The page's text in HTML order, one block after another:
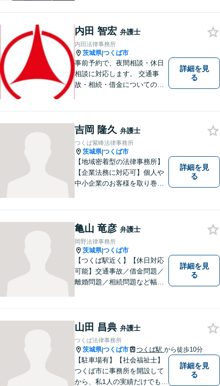
ニケーションを大切にし、最
善の解決へと導きます。
内田 智宏 弁護士
内田法律事務所
茨城県|つくば市
事前予約で、夜間相談・休日
相談に対応します。 交通事
故・相続・借金についてのご
詳細を見
る
吉岡 隆久 弁護士
つくば紫峰法律事務所
茨城県|つくば市
【地域密着型の法律事務所】
【企業法務に対応可】個人や
中小企業のお客様を取り巻く
人38名の案件の対応経験がご
ざいます。ぜひ、お気軽にご
相談ください。
詳細を見
る
亀山 竜彦 弁護士
岡野法律事務所
茨城県|つくば市
【つくば駅近く】【休日対応
可能】交通事故／借金問題／
離婚問題／相続問題など幅広
実現するために精一杯努力い
たします。お気軽にご相談く
ださい。
詳細を見
る
山田 昌典 弁護士
つくば法律事務所
茨城県|つくば市 つくば駅 から徒歩10分
【駐車場有】【社会福祉士】
つくば市に事務所を開設して
から、私1人の実績だけでも、
詳細を見
る